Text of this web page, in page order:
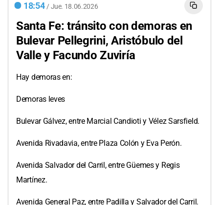
18:54 / Jue. 18.06.2026
Santa Fe: tránsito con demoras en
Bulevar Pellegrini, Aristóbulo del
Valle y Facundo Zuviría
Hay demoras en:
Demoras leves
Bulevar Gálvez, entre Marcial Candioti y Vélez Sarsfield.
Avenida Rivadavia, entre Plaza Colón y Eva Perón.
Avenida Salvador del Carril, entre Güemes y Regis
Martínez.
Avenida General Paz, entre Padilla y Salvador del Carril.